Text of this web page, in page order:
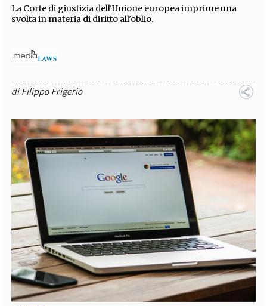
La Corte di giustizia dell'Unione europea imprime una
svolta in materia di diritto all'oblio.
diFilippo Frigerio